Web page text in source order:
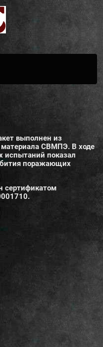
выполнен из
материала СВМПЭ. В ходе
испытаний показал
поражающих
сертификатом